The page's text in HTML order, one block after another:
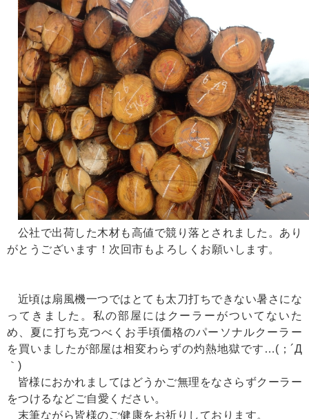
公社で出荷した木材も高値で競り落とされました。あり
がとうございます！次回市もよろしくお願いします。
近頃は扇風機一つではとても太刀打ちできない暑さにな
ってきました。私の部屋にはクーラーがついてないた
め、夏に打ち克つべくお手頃価格のパーソナルクーラー
を買いましたが部屋は相変わらずの灼熱地獄です…(；´Д
｀)
皆様におかれましてはどうかご無理をなさらずクーラー
をつけるなどご自愛ください。
末筆ながら皆様のご健康をお祈りしております。